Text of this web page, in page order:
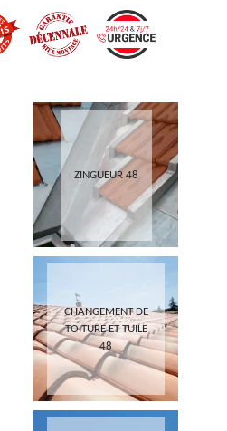
ZINGUEUR 48
CHANGEMENT DE
TOITURE ET TUILE
48